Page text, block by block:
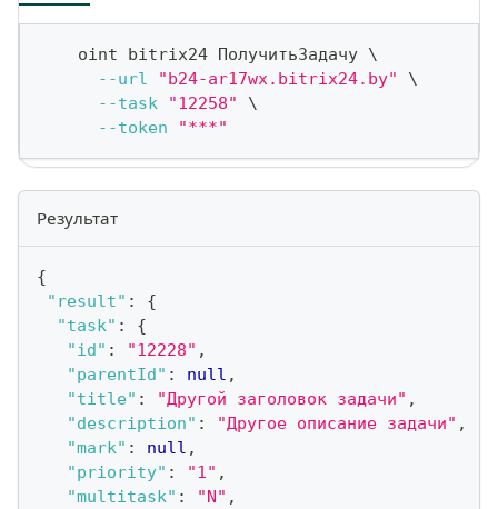
    oint bitrix24 ПолучитьЗадачу
\
--url
"b24-ar17wx.bitrix24.by"
\
--task
"12258"
\
--token
"***"
Результат
{
"result" :
{
"task" :
{
"id" : "12228" ,
"parentId" : null ,
"title" : "Другой заголовок задачи" ,
"description" : "Другое описание задачи" ,
"mark" : null ,
"priority" : "1" ,
"multitask" : "N" ,